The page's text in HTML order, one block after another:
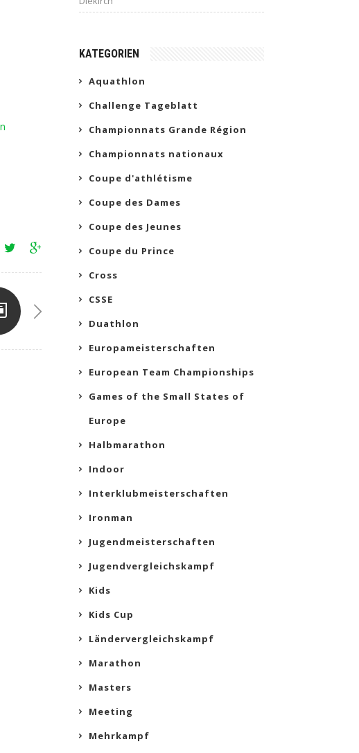
KATEGORIEN
Aquathlon
Challenge Tageblatt
Championnats Grande Région
Championnats nationaux
Coupe d'athlétisme
Coupe des Dames
Coupe des Jeunes
Coupe du Prince
Cross
CSSE
Duathlon
Europameisterschaften
European Team Championships
Games of the Small States of
Europe
Halbmarathon
Indoor
Interklubmeisterschaften
Ironman
Jugendmeisterschaften
Jugendvergleichskampf
Kids
Kids Cup
Ländervergleichskampf
Marathon
Masters
Meeting
Mehrkampf